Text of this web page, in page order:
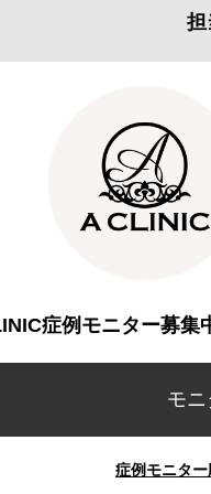
担
症例モニター募集
モ
症例モニタ